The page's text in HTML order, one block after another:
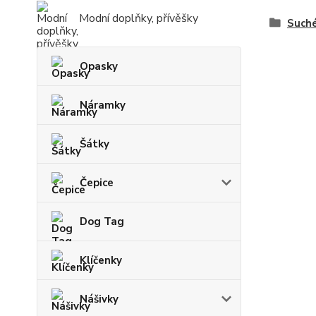
Modní doplňky, přívěšky
Opasky
Náramky
Šátky
Čepice
Dog Tag
Klíčenky
Nášivky